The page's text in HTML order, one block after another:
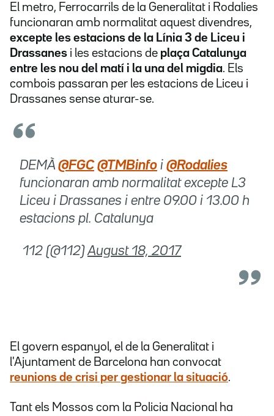
El metro, Ferrocarrils de la Generalitat i Rodalies
funcionaran amb normalitat aquest divendres,
excepte les estacions de la Línia 3 de Liceu i
Drassanes i les estacions de plaça Catalunya
entre les nou del matí i la una del migdia. Els
combois passaran per les estacions de Liceu i
Drassanes sense aturar-se.
DEMÀ @FGC @TMBinfo i @Rodalies
funcionaran amb normalitat excepte L3
Liceu i Drassanes i entre 09.00 i 13.00 h
estacions pl. Catalunya
 112 (@112)August 18, 2017
El govern espanyol, el de la Generalitat i
l'Ajuntament de Barcelona han convocat
reunions de crisi per gestionar la situació.
Tant els Mossos com la Policia Nacional ha